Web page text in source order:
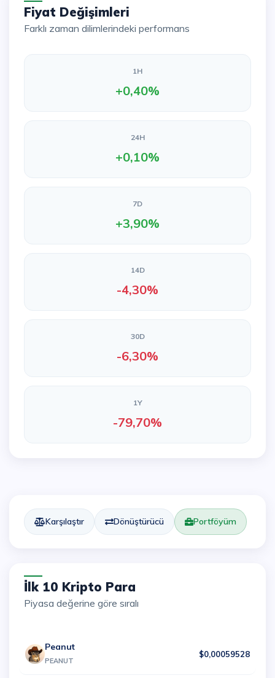
Fiyat Değişimleri
Farklı zaman dilimlerindeki performans
1H
+0,40%
24H
+0,10%
7D
+3,90%
14D
-4,30%
30D
-6,30%
1Y
-79,70%
Karşılaştır Dönüştürücü Portföyüm
İlk 10 Kripto Para
Piyasa değerine göre sıralı
Peanut
PEANUT
$0,00059528